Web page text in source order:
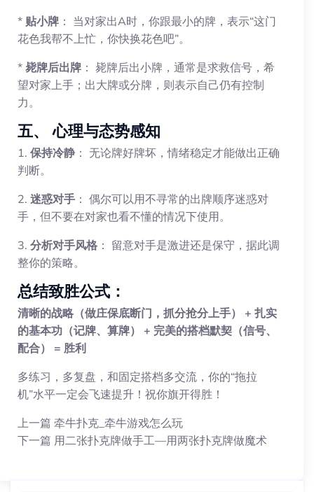
* 贴小牌 ： 当对家出A时，你跟最小的牌，表示“这门
花色我帮不上忙，你快换花色吧”。
* 毙牌后出牌 ： 毙牌后出小牌，通常是求救信号，希
望对家上手；出大牌或分牌，则表示自己仍有控制
力。
五、 心理与态势感知
1. 保持冷静 ： 无论牌好牌坏，情绪稳定才能做出正确
判断。
2. 迷惑对手 ： 偶尔可以用不寻常的出牌顺序迷惑对
手，但不要在对家也看不懂的情况下使用。
3. 分析对手风格 ： 留意对手是激进还是保守，据此调
整你的策略。
总结致胜公式：
清晰的战略（做庄保底断门，抓分抢分上手） + 扎实
的基本功（记牌、算牌） + 完美的搭档默契（信号、
配合） = 胜利
多练习，多复盘，和固定搭档多交流，你的“拖拉
机”水平一定会飞速提升！祝你旗开得胜！
上一篇 牵牛扑克_牵牛游戏怎么玩
下一篇 用二张扑克牌做手工—用两张扑克牌做魔术